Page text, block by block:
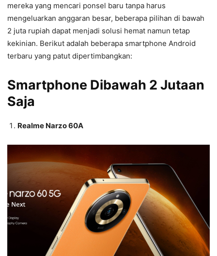
mereka yang mencari ponsel baru tanpa harus
mengeluarkan anggaran besar, beberapa pilihan di bawah
2 juta rupiah dapat menjadi solusi hemat namun tetap
kekinian. Berikut adalah beberapa smartphone Android
terbaru yang patut dipertimbangkan:
Smartphone Dibawah 2 Jutaan
Saja
Realme Narzo 60A